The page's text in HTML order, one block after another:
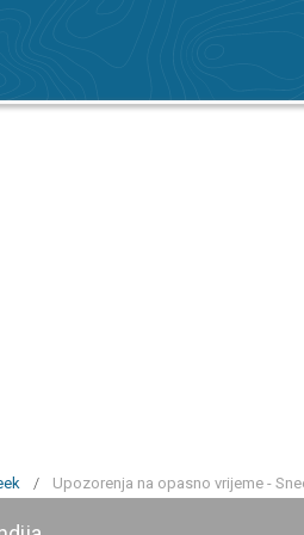
/ Upozorenja na opasno vrijeme -